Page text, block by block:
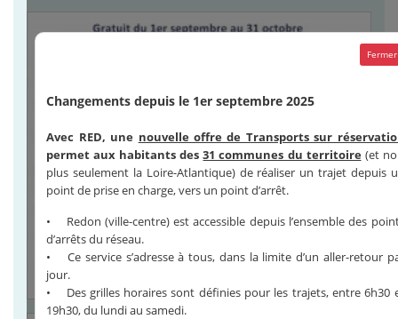
Fermer
Changements depuis le 1er septembre 2025
Avec RED, une nouvelle offre de Transports sur
permet aux habitants des31 communes du territoire (et
plus seulement la Loire-Atlantique) de réaliser un trajet depuis
point de prise en charge, vers un point d’arrêt.
• Redon (ville-centre) est accessible depuis l’ensemble des
d’arrêts du réseau.
• Ce service s’adresse à tous, dans la limite d’un aller-retour
jour.
• Des grilles horaires sont définies pour les trajets, entre 6h30
19h30, du lundi au samedi.